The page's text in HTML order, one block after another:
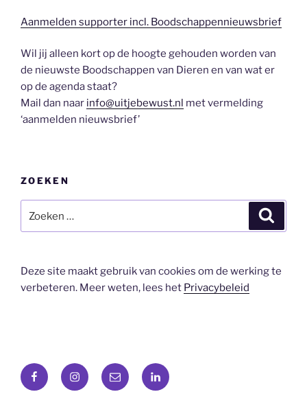
Aanmelden supporter incl. Boodschappennieuwsbrief
Wil jij alleen kort op de hoogte gehouden worden van
de nieuwste Boodschappen van Dieren en van wat er
op de agenda staat?
Mail dan naar info@uitjebewust.nl met vermelding
‘aanmelden nieuwsbrief’
ZOEKEN
naar:
Deze site maakt gebruik van cookies om de werking te
verbeteren. Meer weten, lees het Privacybeleid
FacebookInstagram
E-
mail
LinkedIn